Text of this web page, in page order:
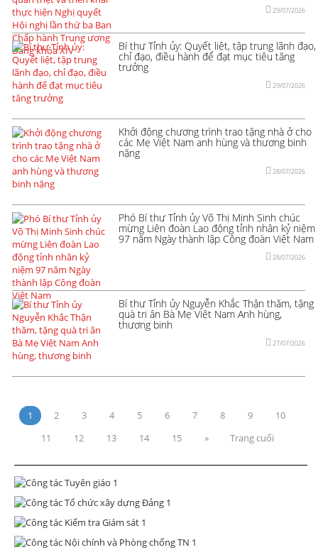
29/07/2026
Bí thư Tỉnh ủy: Quyết liệt, tập trung lãnh đạo,
chỉ đạo, điều hành để đạt mục tiêu tăng
trưởng
29/07/2026
Khởi động chương trình trao tặng nhà ở cho
các Mẹ Việt Nam anh hùng và thương binh
nặng
28/07/2026
Phó Bí thư Tỉnh ủy Võ Thị Minh Sinh chúc
mừng Liên đoàn Lao động tỉnh nhân kỷ niệm
97 năm Ngày thành lập Công đoàn Việt Nam
28/07/2026
Bí thư Tỉnh ủy Nguyễn Khắc Thận thăm, tặng
quà tri ân Bà Mẹ Việt Nam Anh hùng,
thương binh
27/07/2026
1 2 3 4 5 6 7 8 9
10
11
12 13 14 15 » Trang cuối